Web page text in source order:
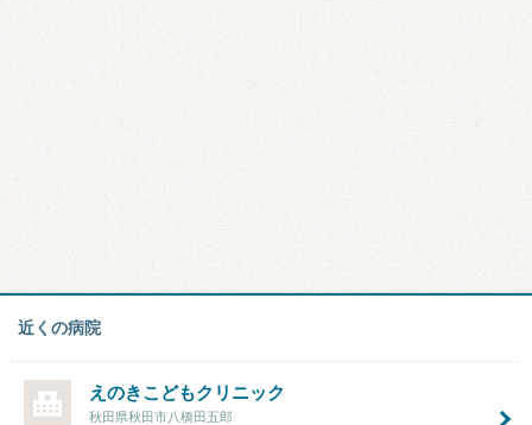
近くの病院
えのきこどもクリニック
秋田県秋田市八橋田五郎